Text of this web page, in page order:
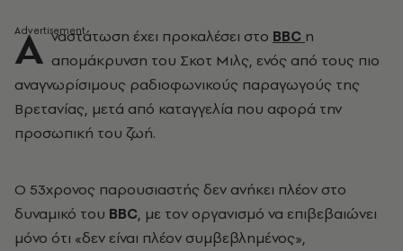
Α ναστάτωση έχει προκαλέσει στο BBC η
απομάκρυνση του Σκοτ Μιλς, ενός από τους πιο
αναγνωρίσιμους ραδιοφωνικούς παραγωγούς της
Βρετανίας, μετά από καταγγελία που αφορά την
προσωπική του ζωή.
Ο 53χρονος παρουσιαστής δεν ανήκει πλέον στο
δυναμικό του BBC, με τον οργανισμό να επιβεβαιώνει
μόνο ότι «δεν είναι πλέον συμβεβλημένος»,